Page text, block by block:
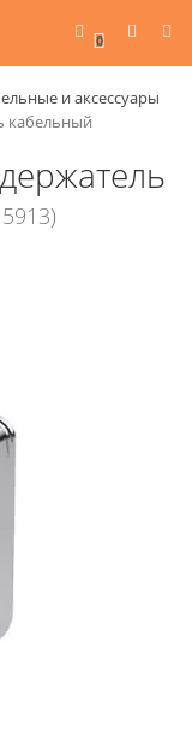
0
и аксессуары
кабельный